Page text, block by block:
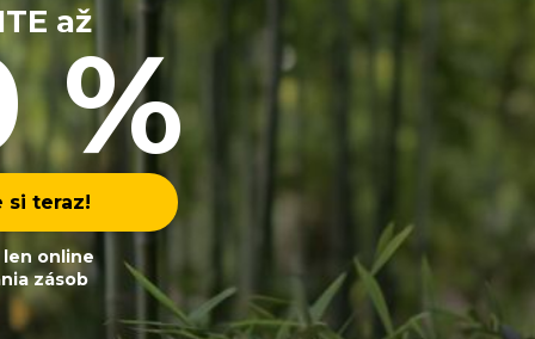
až
%
si teraz!
len online
zásob